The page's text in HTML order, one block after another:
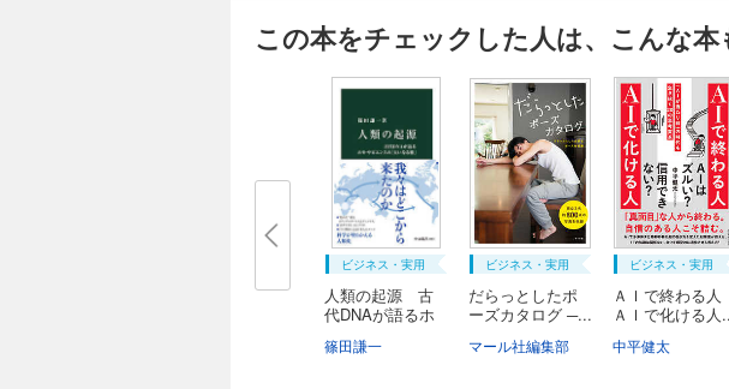
この本をチェックした人は、こんな
ビジネス・実用
人類の起源 古
代DNAが語るホ
篠田謙一
ビジネス・実用
だらっとしたポ
ーズカタログ ─...
マール社編集部
ビジネス・実用
ＡＩで終わる人
ＡＩで化ける人
中平健太